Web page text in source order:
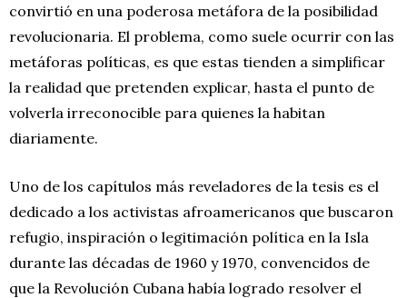
convirtió en una poderosa metáfora de la posibilidad
revolucionaria. El problema, como suele ocurrir con las
metáforas políticas, es que estas tienden a simplificar
la realidad que pretenden explicar, hasta el punto de
volverla irreconocible para quienes la habitan
diariamente.
Uno de los capítulos más reveladores de la tesis es el
dedicado a los activistas afroamericanos que buscaron
refugio, inspiración o legitimación política en la Isla
durante las décadas de 1960 y 1970, convencidos de
que la Revolución Cubana había logrado resolver el